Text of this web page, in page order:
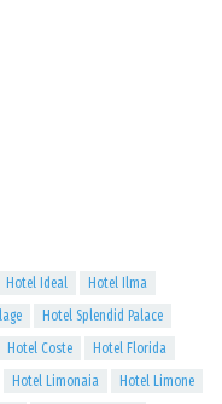
Hotel Ideal
Hotel Ilma
Hotel Splendid Palace
Hotel Coste
Hotel Florida
Hotel Limonaia
Hotel Limone